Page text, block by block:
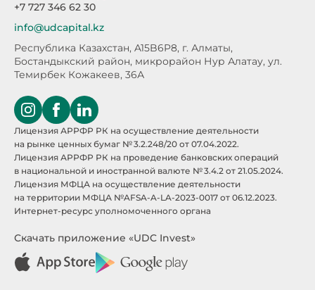
+7 727 346 62 30
info@udcapital.kz
Республика Казахстан, A15B6P8, г. Алматы,
Бостандыкский район, микрорайон Нур Алатау, ул.
Темирбек Кожакеев, 36А
Лицензия АРРФР РК на осуществление деятельности
на рынке ценных бумаг № 3.2.248/20 от 07.04.2022.
Лицензия АРРФР РК на проведение банковских операций
в национальной и иностранной валюте № 3.4.2 от 21.05.2024.
Лицензия МФЦА на осуществление деятельности
на территории МФЦА №AFSA-A-LA-2023-0017 от 06.12.2023.
Интернет-ресурс уполномоченного органа
Скачать приложение «UDC Invest»